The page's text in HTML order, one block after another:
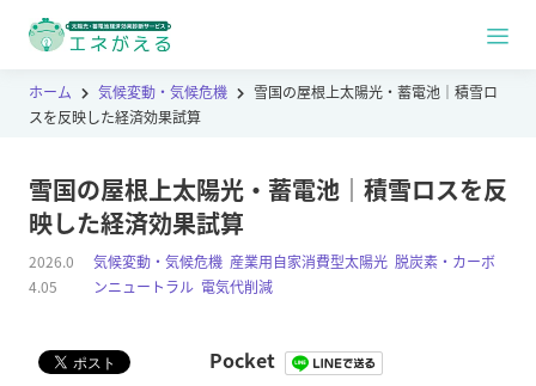
ホーム 気候変動・気候危機
雪国の屋根上太陽光・蓄電池｜積雪ロ
スを反映した経済効果試算
雪国の屋根上太陽光・蓄電池｜積雪ロスを反
映した経済効果試算
気候変動・気候危機 産業用自家消費型太陽光 ,脱炭素・カーボ
ンニュートラル 電気代削減
2026.0
4.05
Pocket